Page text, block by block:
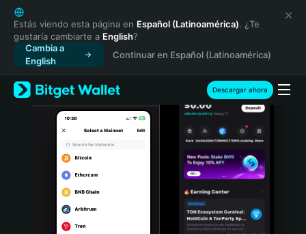
English
日本語
Tiếng Việt
Русский
Español (Latinoamérica)
Türkçe
Italiano
Português (Portugal)
Bahasa Indonesia
Estás viendo esta página en Español (Latinoamérica). ¿Te
gustaría cambiarte a English?
Cambia a
English
Continuar en Español (Latinoamérica)
Descargar ahora